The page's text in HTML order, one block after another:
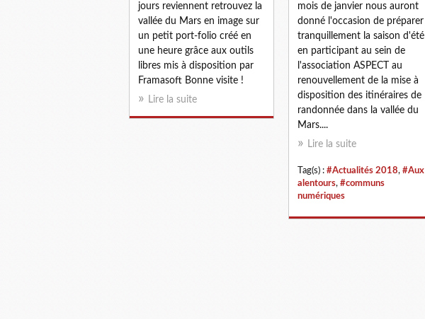
jours reviennent retrouvez la
vallée du Mars en image sur
un petit port-folio créé en
une heure grâce aux outils
libres mis à disposition par
Framasoft Bonne visite !
Lire la suite
mois de janvier nous auront
donné l'occasion de préparer
tranquillement la saison d'été
en participant au sein de
l'association ASPECT au
renouvellement de la mise à
disposition des itinéraires de
randonnée dans la vallée du
Mars....
Lire la suite
Tag(s) : #Actualités 2018, #Aux
alentours, #communs
numériques